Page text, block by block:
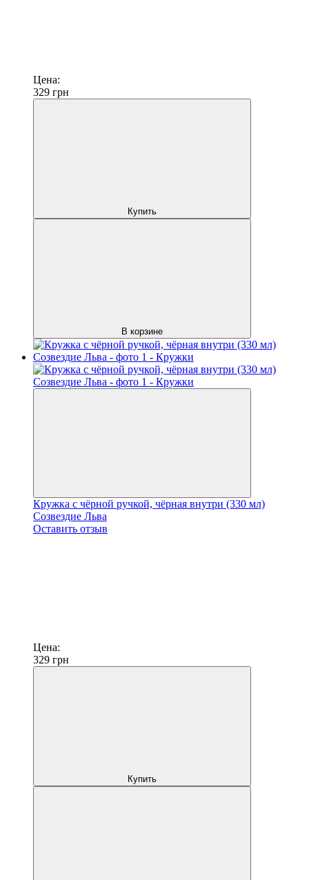
Цена:
329 грн
Купить
В корзине
Кружка с чёрной ручкой, чёрная внутри (330 мл)
Созвездие Льва
Оставить отзыв
Цена:
329 грн
Купить